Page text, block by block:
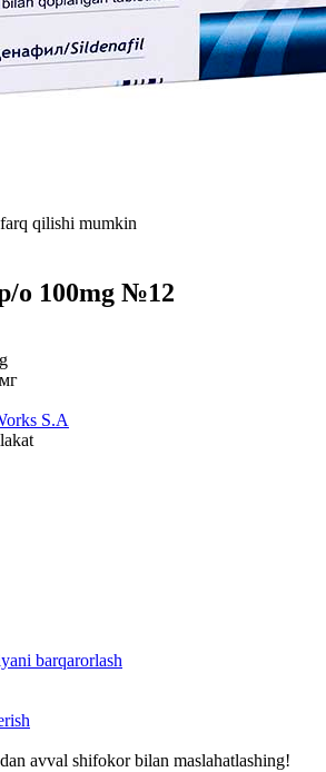
qilishi mumkin
o 100mg №12
S.A
barqarorlash
avval shifokor bilan maslahatlashing!